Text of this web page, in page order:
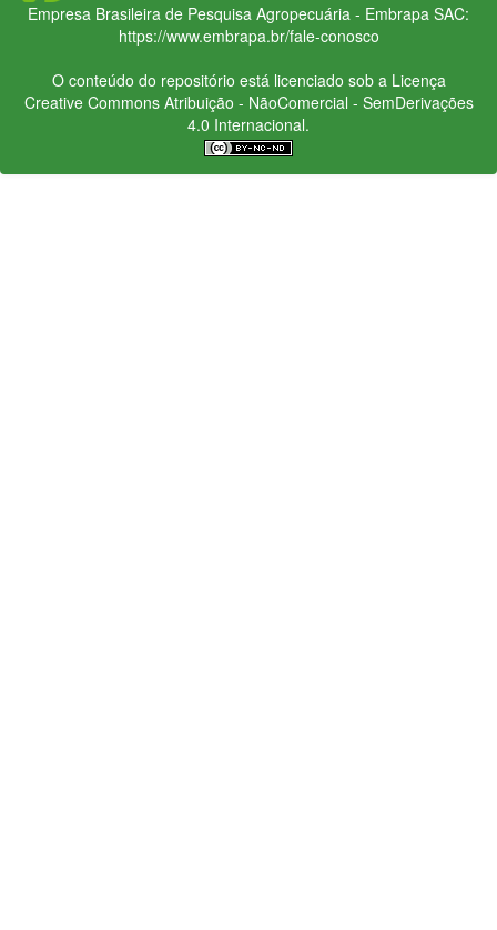
Empresa Brasileira de Pesquisa Agropecuária - Embrapa SAC:
https://www.embrapa.br/fale-conosco
O conteúdo do repositório está licenciado sob a Licença
Creative CommonsAtribuição - NãoComercial - SemDerivações
4.0 Internacional.